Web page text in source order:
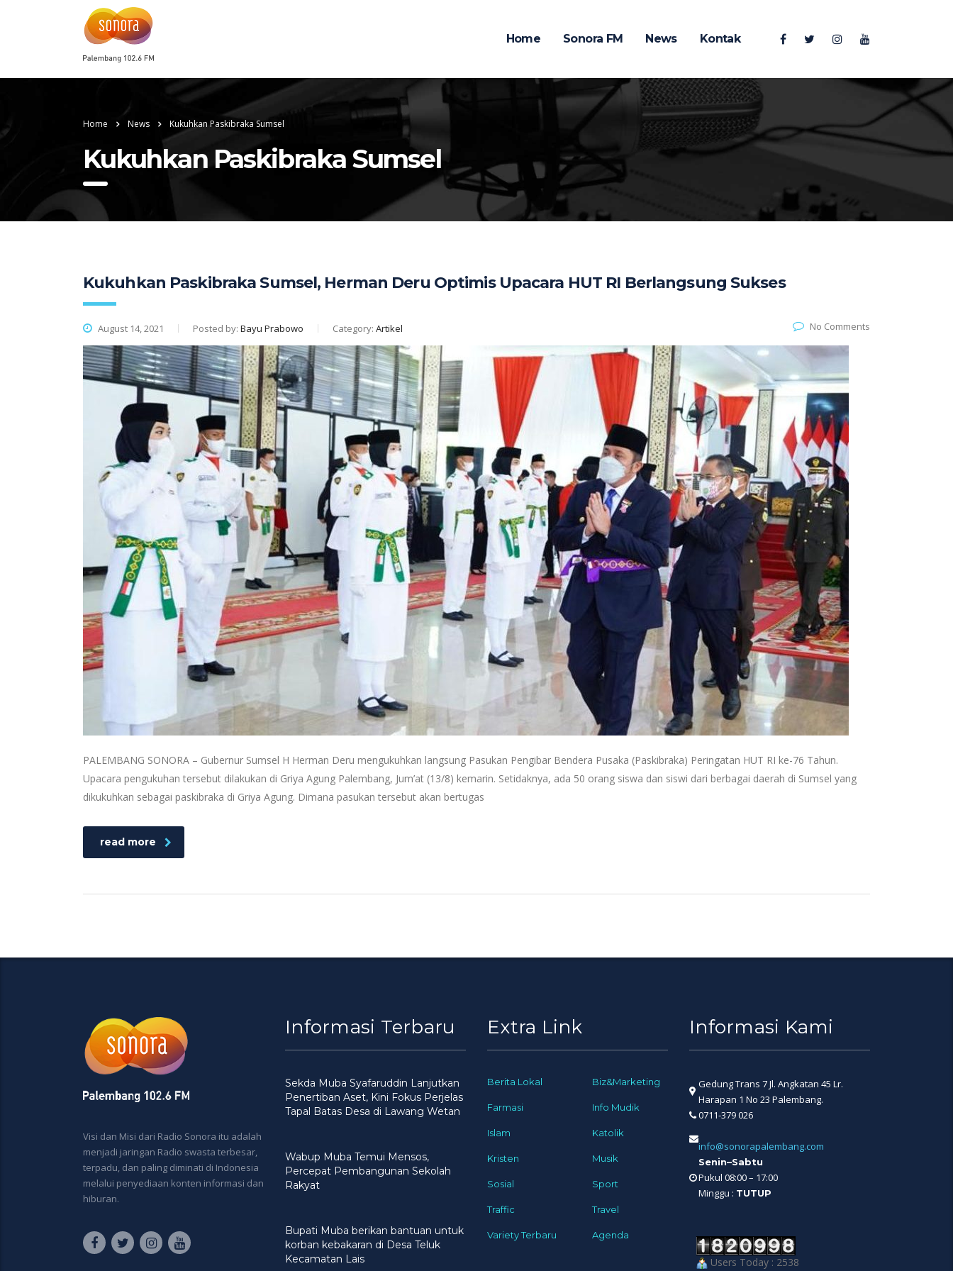
Home Sonora FM News Kontak
Home News Kukuhkan Paskibraka Sumsel
Kukuhkan Paskibraka Sumsel
Kukuhkan Paskibraka Sumsel, Herman Deru Optimis Upacara HUT RI Berlangsung Sukses
August 14, 2021 Posted by: Bayu Prabowo Category: Artikel No Comments
PALEMBANG SONORA – Gubernur Sumsel H Herman Deru mengukuhkan langsung Pasukan Pengibar Bendera Pusaka (Paskibraka) Peringatan HUT RI ke-76 Tahun.
Upacara pengukuhan tersebut dilakukan di Griya Agung Palembang, Jum’at (13/8) kemarin. Setidaknya, ada 50 orang siswa dan siswi dari berbagai daerah di Sumsel yang
dikukuhkan sebagai paskibraka di Griya Agung. Dimana pasukan tersebut akan bertugas
read more
Visi dan Misi dari Radio Sonora itu adalah
menjadi jaringan Radio swasta terbesar,
terpadu, dan paling diminati di Indonesia
melalui penyediaan konten informasi dan
hiburan.
Informasi Terbaru
Sekda Muba Syafaruddin Lanjutkan
Penertiban Aset, Kini Fokus Perjelas
Tapal Batas Desa di Lawang Wetan
Wabup Muba Temui Mensos,
Percepat Pembangunan Sekolah
Rakyat
Bupati Muba berikan bantuan untuk
korban kebakaran di Desa Teluk
Kecamatan Lais
Extra Link
Berita Lokal Biz&Marketing
Farmasi Info Mudik
Islam Katolik
Kristen Musik
Sosial Sport
Traffic Travel
Variety Terbaru Agenda
Informasi Kami
Gedung Trans 7 Jl. Angkatan 45 Lr.
Harapan 1 No 23 Palembang.
0711-379 026
info@sonorapalembang.com
Senin–Sabtu
Pukul 08:00 – 17:00
Minggu : TUTUP
Users Today : 2538